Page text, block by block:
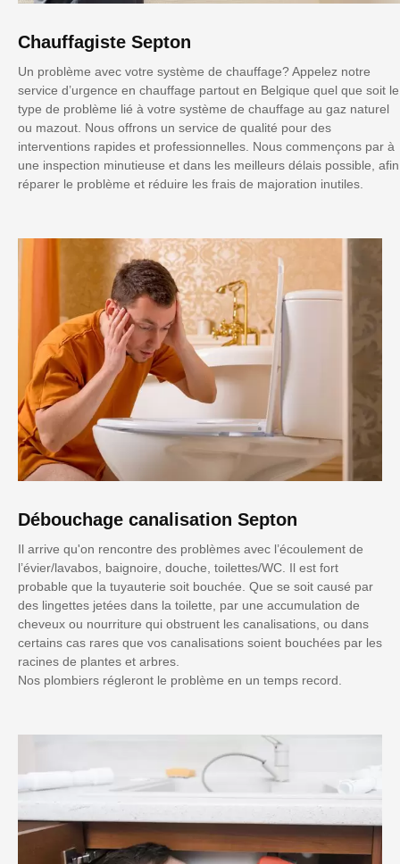
Chauffagiste Septon
Un problème avec votre système de chauffage? Appelez notre
service d’urgence en chauffage partout en Belgique quel que soit le
type de problème lié à votre système de chauffage au gaz naturel
ou mazout. Nous offrons un service de qualité pour des
interventions rapides et professionnelles. Nous commençons par à
une inspection minutieuse et dans les meilleurs délais possible, afin
réparer le problème et réduire les frais de majoration inutiles.
Débouchage canalisation Septon
Il arrive qu'on rencontre des problèmes avec l’écoulement de
l’évier/lavabos, baignoire, douche, toilettes/WC. Il est fort
probable que la tuyauterie soit bouchée. Que se soit causé par
des lingettes jetées dans la toilette, par une accumulation de
cheveux ou nourriture qui obstruent les canalisations, ou dans
certains cas rares que vos canalisations soient bouchées par les
racines de plantes et arbres.
Nos plombiers régleront le problème en un temps record.